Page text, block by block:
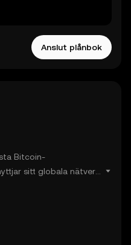
Anslut plånbok
Bitcoin-
sitt globala nätverk
stöd för skapande,